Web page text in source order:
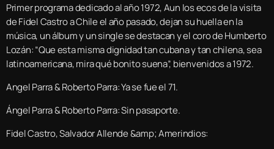
Primer programa dedicado al año 1972, Aun los ecos de la visita
de Fidel Castro a Chile el año pasado, dejan su huella en la
música, un álbum y un single se destacan y el coro de Humberto
Lozán: “Que esta misma dignidad tan cubana y tan chilena, sea
latinoamericana, mira qué bonito suena”, bienvenidos a 1972.
Angel Parra & Roberto Parra: Ya se fue el 71.
Ángel Parra & Roberto Parra: Sin pasaporte.
Fidel Castro, Salvador Allende &amp; Amerindios: